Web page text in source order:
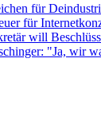
für
für
will
"Ja, wir